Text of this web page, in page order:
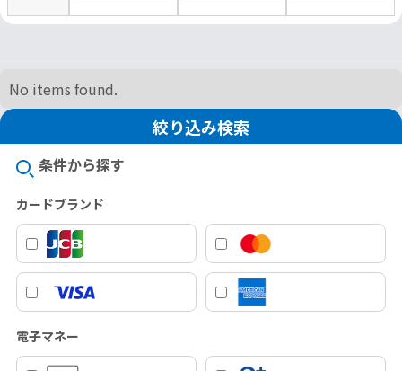
No items found.
絞り込み検索
条件から探す
カードブランド
電子マネー